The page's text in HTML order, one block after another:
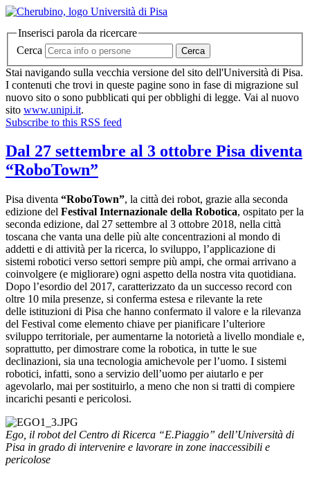
Inserisci parola da ricercare
Cerca
Cerca
Stai navigando sulla vecchia versione del sito dell'Università di Pisa.
I contenuti che trovi in queste pagine sono in fase di migrazione sul
nuovo sito o sono pubblicati qui per obblighi di legge. Vai al nuovo
sito www.unipi.it.
Subscribe to this RSS feed
Dal 27 settembre al 3 ottobre Pisa diventa
“RoboTown”
Pisa diventa “RoboTown”, la città dei robot, grazie alla seconda
edizione del Festival Internazionale della Robotica, ospitato per la
seconda edizione, dal 27 settembre al 3 ottobre 2018, nella città
toscana che vanta una delle più alte concentrazioni al mondo di
addetti e di attività per la ricerca, lo sviluppo, l’applicazione di
sistemi robotici verso settori sempre più ampi, che ormai arrivano a
coinvolgere (e migliorare) ogni aspetto della nostra vita quotidiana.
Dopo l’esordio del 2017, caratterizzato da un successo record con
oltre 10 mila presenze, si conferma estesa e rilevante la rete
delle istituzioni di Pisa che hanno confermato il valore e la rilevanza
del Festival come elemento chiave per pianificare l’ulteriore
sviluppo territoriale, per aumentarne la notorietà a livello mondiale e,
soprattutto, per dimostrare come la robotica, in tutte le sue
declinazioni, sia una tecnologia amichevole per l’uomo. I sistemi
robotici, infatti, sono a servizio dell’uomo per aiutarlo e per
agevolarlo, mai per sostituirlo, a meno che non si tratti di compiere
incarichi pesanti e pericolosi.
Ego, il robot del Centro di Ricerca “E.Piaggio” dell’Università di
Pisa in grado di intervenire e lavorare in zone inaccessibili e
pericolose